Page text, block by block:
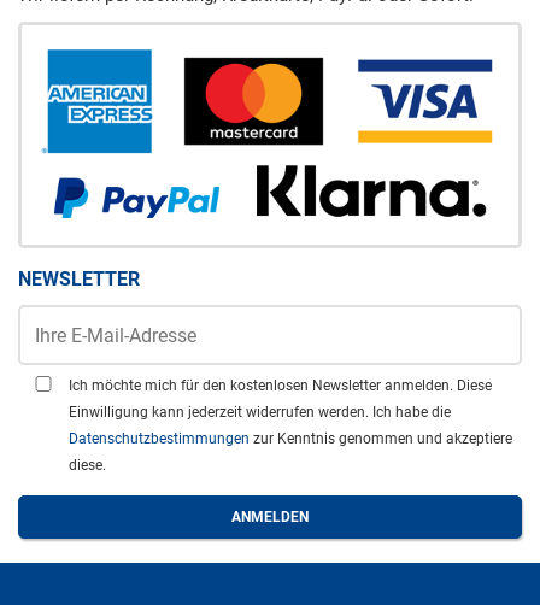
NEWSLETTER
Ich möchte mich für den kostenlosen Newsletter anmelden. Diese
Einwilligung kann jederzeit widerrufen werden. Ich habe die
Datenschutzbestimmungen zur Kenntnis genommen und akzeptiere
diese.